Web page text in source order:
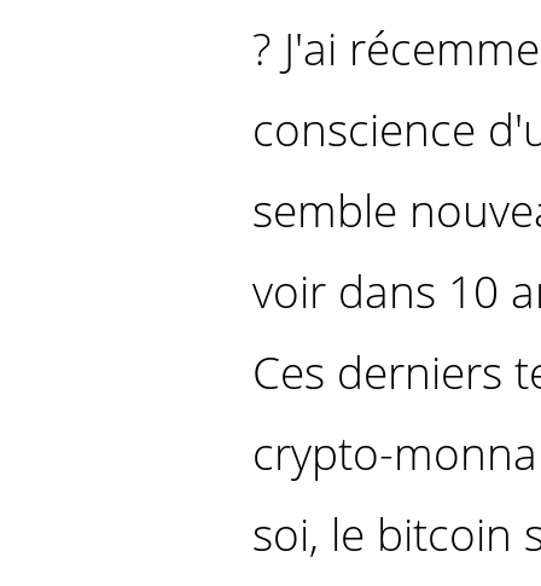
? J'ai
conscience
semble
voir dans 10
Ces derniers
crypto-
soi, le bitcoin